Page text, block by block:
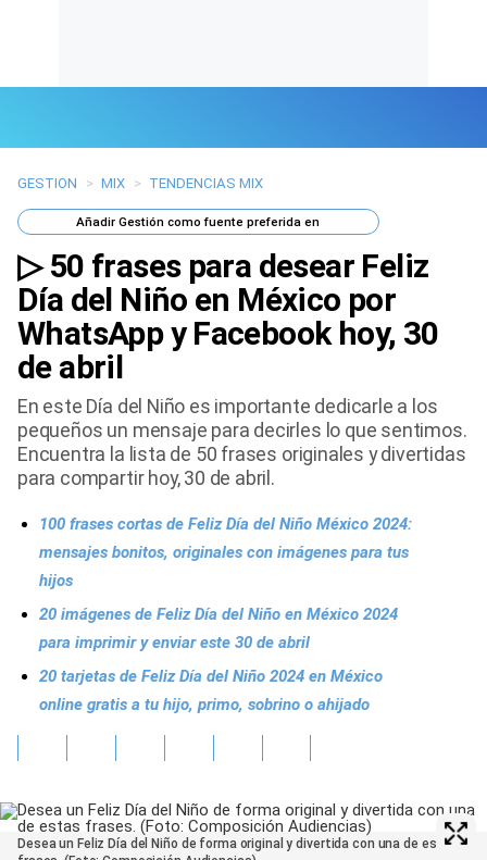
Últimas Noticias
Mi Bolsillo
Respuestas
Gente
Tendencias Mix
Sports
GESTION > MIX > TENDENCIAS MIX
AñadirGestión como fuente preferida en
▷ 50 frases para desear Feliz
Día del Niño en México por
WhatsApp y Facebook hoy, 30
de abril
En este Día del Niño es importante dedicarle a los
pequeños un mensaje para decirles lo que sentimos.
Encuentra la lista de 50 frases originales y divertidas
para compartir hoy, 30 de abril.
100 frases cortas de Feliz Día del Niño México 2024:
mensajes bonitos, originales con imágenes para tus
hijos
20 imágenes de Feliz Día del Niño en México 2024
para imprimir y enviar este 30 de abril
20 tarjetas de Feliz Día del Niño 2024 en México
online gratis a tu hijo, primo, sobrino o ahijado
Desea un Feliz Día del Niño de forma original y divertida con una de estas